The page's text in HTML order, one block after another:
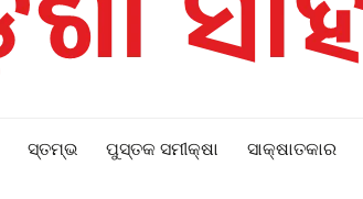
ସ୍ତମ୍ଭ ପୁସ୍ତକ ସମୀକ୍ଷା ସାକ୍ଷାତକାର